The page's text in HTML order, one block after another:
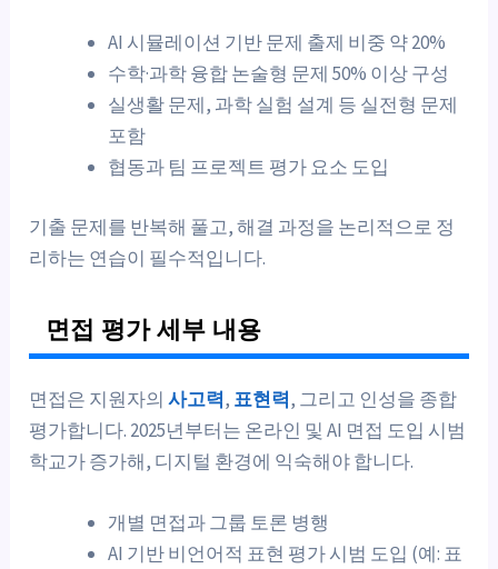
AI 시뮬레이션 기반 문제 출제 비중 약 20%
수학·과학 융합 논술형 문제 50% 이상 구성
실생활 문제, 과학 실험 설계 등 실전형 문제
포함
협동과 팀 프로젝트 평가 요소 도입
기출 문제를 반복해 풀고, 해결 과정을 논리적으로 정
리하는 연습이 필수적입니다.
면접 평가 세부 내용
면접은 지원자의사고력, 표현력, 그리고 인성을 종합
평가합니다. 2025년부터는 온라인 및 AI 면접 도입 시범
학교가 증가해, 디지털 환경에 익숙해야 합니다.
개별 면접과 그룹 토론 병행
AI 기반 비언어적 표현 평가 시범 도입 (예: 표